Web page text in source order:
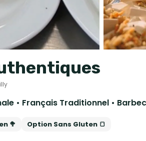
🥦 Option Sans Gluten 🍞